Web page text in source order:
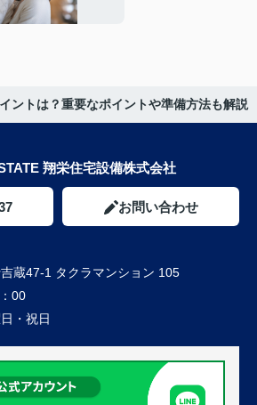
ントは？重要なポイントや準備方法も解説
翔栄住宅設備株式会社
お問い合わせ
蔵47-1 タクラマンション 105
00
・祝日